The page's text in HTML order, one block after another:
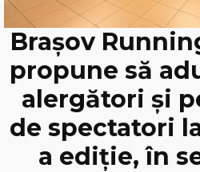
Brașov
propune să
alergători și
de spectatori
a ediție, în